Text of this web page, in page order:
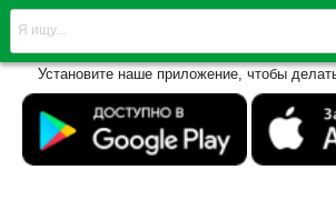
Установите наше приложение, чтобы